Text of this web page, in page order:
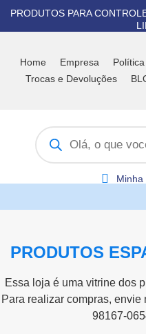
conteúdo
PRODUTOS PARA
Home Empresa
Trocas e Devoluções
Minha
Pesquisar
produtos
PRODUTOS
Essa loja é uma vitrine dos
Para realizar compras,
98167-